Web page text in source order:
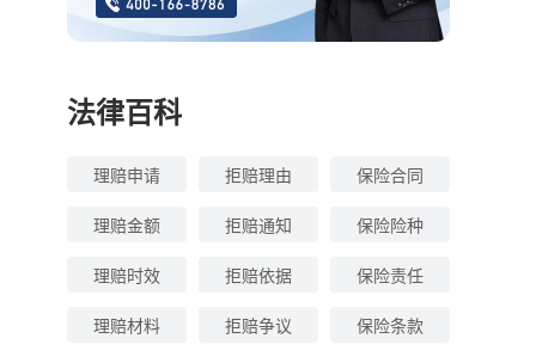
法律百科
理赔申请 拒赔理由 保险合同
理赔金额 拒赔通知 保险险种
理赔时效 拒赔依据 保险责任
理赔材料 拒赔争议 保险条款